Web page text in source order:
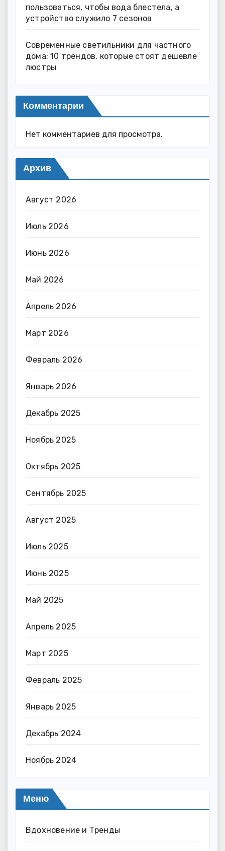
пользоваться, чтобы вода блестела, а
устройство служило 7 сезонов
Современные светильники для частного
дома: 10 трендов, которые стоят дешевле
люстры
Комментарии
Нет комментариев для просмотра.
Архив
Август 2026
Июль 2026
Июнь 2026
Май 2026
Апрель 2026
Март 2026
Февраль 2026
Январь 2026
Декабрь 2025
Ноябрь 2025
Октябрь 2025
Сентябрь 2025
Август 2025
Июль 2025
Июнь 2025
Май 2025
Апрель 2025
Март 2025
Февраль 2025
Январь 2025
Декабрь 2024
Ноябрь 2024
Меню
Вдохновение и Тренды